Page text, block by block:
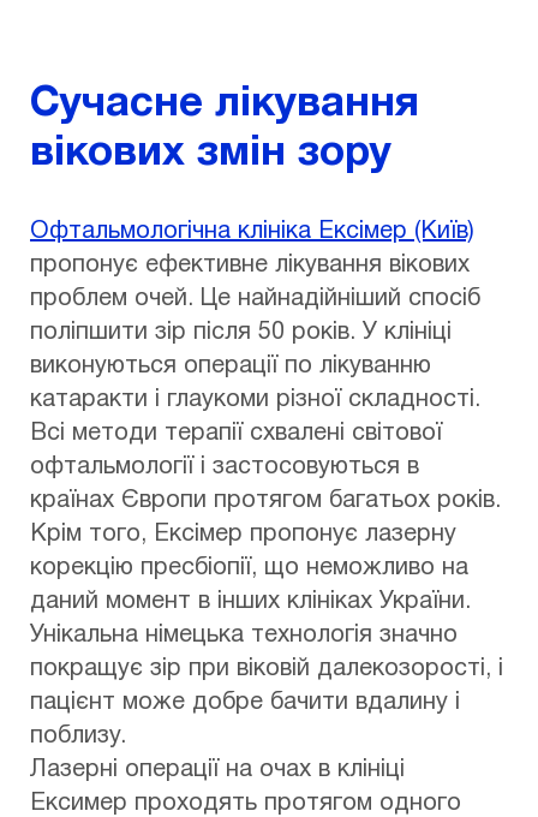
Сучасне лікування
вікових змін зору
Офтальмологічна клініка Ексімер (Київ)
пропонує ефективне лікування вікових
проблем очей. Це найнадійніший спосіб
поліпшити зір після 50 років. У клініці
виконуються операції по лікуванню
катаракти і глаукоми різної складності.
Всі методи терапії схвалені світової
офтальмології і застосовуються в
країнах Європи протягом багатьох років.
Крім того, Ексімер пропонує лазерну
корекцію пресбіопії, що неможливо на
даний момент в інших клініках України.
Унікальна німецька технологія значно
покращує зір при віковій далекозорості, і
пацієнт може добре бачити вдалину і
поблизу.
Лазерні операції на очах в клініці
Ексимер проходять протягом одного